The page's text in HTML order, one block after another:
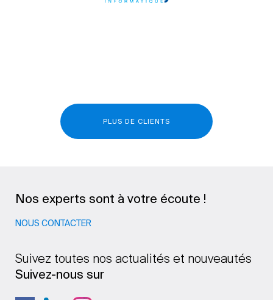
PLUS DE CLIENTS
Nos experts sont à votre écoute !
NOUS CONTACTER
Suivez toutes nos actualités et nouveautés
Suivez-nous sur